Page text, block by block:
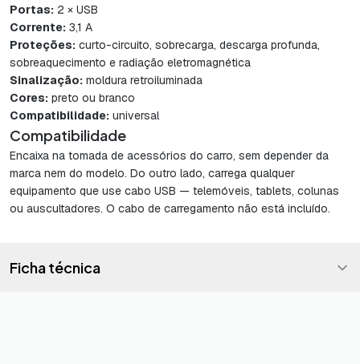
Portas: 2 × USB
Corrente: 3,1 A
Proteções: curto-circuito, sobrecarga, descarga profunda,
sobreaquecimento e radiação eletromagnética
Sinalização: moldura retroiluminada
Cores: preto ou branco
Compatibilidade: universal
Compatibilidade
Encaixa na tomada de acessórios do carro, sem depender da
marca nem do modelo. Do outro lado, carrega qualquer
equipamento que use cabo USB — telemóveis, tablets, colunas
ou auscultadores. O cabo de carregamento não está incluído.
Ficha técnica